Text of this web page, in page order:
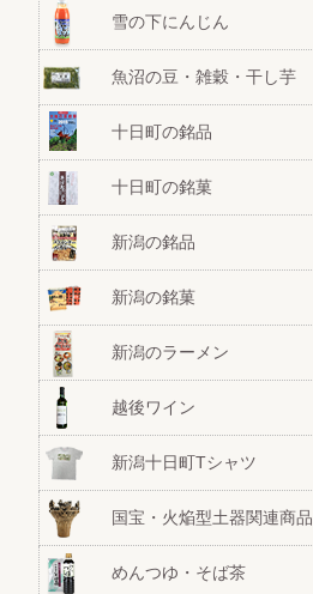
雪の下にんじん
魚沼の豆・雑穀・干し芋
十日町の銘品
十日町の銘菓
新潟の銘品
新潟の銘菓
新潟のラーメン
越後ワイン
新潟十日町Tシャツ
国宝・火焔型土器関連商品
めんつゆ・そば茶